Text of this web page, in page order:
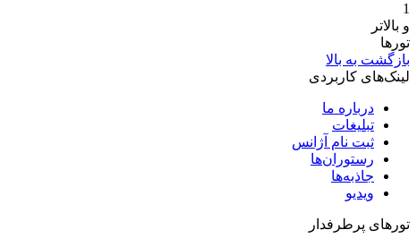
1
و بالاتر
تورها
بازگشت به بالا
لینک‌های کاربردی
درباره ما
تبلیغات
ثبت نام آژانس
رستوران‌ها
جاذبه‌ها
ویدیو‌
تورهای پرطرفدار